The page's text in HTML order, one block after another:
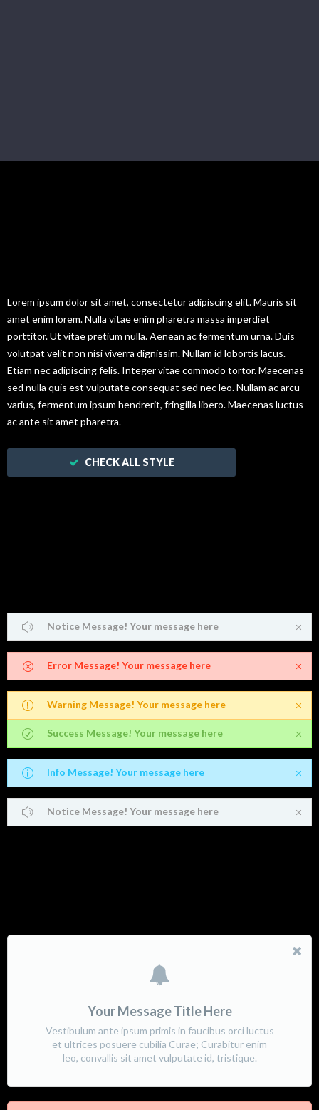
Lorem ipsum dolor sit amet, consectetur adipiscing elit. Mauris sit
amet enim lorem. Nulla vitae enim pharetra massa imperdiet
porttitor. Ut vitae pretium nulla. Aenean ac fermentum urna. Duis
volutpat velit non nisi viverra dignissim. Nullam id lobortis lacus.
Etiam nec adipiscing felis. Integer vitae commodo tortor. Maecenas
sed nulla quis est vulputate consequat sed nec leo. Nullam ac arcu
varius, fermentum ipsum hendrerit, fringilla libero. Maecenas luctus
ac ante sit amet pharetra.
CHECK ALL STYLE
Notice Message! Your message here
Error Message! Your message here
Warning Message! Your message here
Success Message! Your message here
Info Message! Your message here
Notice Message! Your message here
Your Message Title Here
Vestibulum ante ipsum primis in faucibus orci luctus
et ultrices posuere cubilia Curae; Curabitur enim
leo, convallis sit amet vulputate id, tristique.